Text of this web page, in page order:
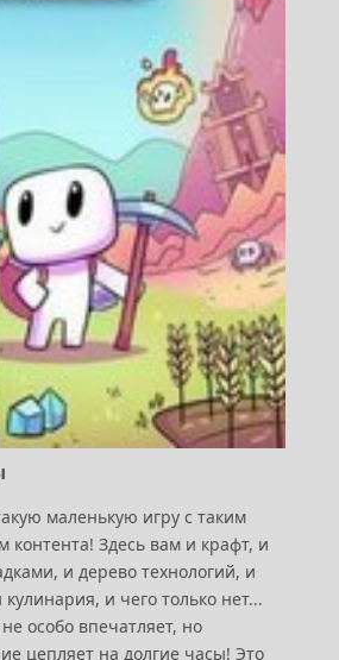
маленькую игру с таким
Здесь вам и крафт, и
и дерево технологий, и
и чего только нет...
особо впечатляет, но
цепляет на долгие часы! Это